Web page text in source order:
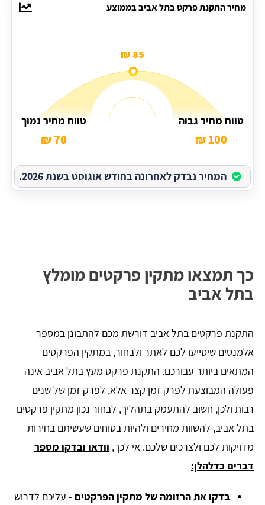
מחיר התקנת פרקט בתל אביב בממוצע
85 ₪
טווח מחיר גבוה
100 ₪
טווח מחיר נמוך
70 ₪
המחיר נבדק לאחרונה בחודש אוגוסט בשנת 2026.
כך תמצאו מתקין פרקטים מומלץ
בתל אביב
התקנת פרקטים בתל אביב דורשת מכם להתבונן במספר
אלמנטים שיסייעו לכם לאתר ולבחור, במתקין הפרקטים
המתאים ביותר עבורכם. התקנת פרקט מעץ בתל אביב אינה
פעולה המבוצעת לפרק זמן קצר אלא, לפרק זמן של שנים
רבות ולכן, חשוב להתעמק בתהליך, לבחור נכון מתקין פרקטים
בתל אביב, להשוות מחירים ולהיות בטוחים שעשיתם בחירות
מדויקות לכם ולצרכים שלכם. אי לכך, וודאו ובדקו מספר
דברים כדלהלן:
בדקו את הרזומה של מתקין הפרקטים - עליכם לדרוש